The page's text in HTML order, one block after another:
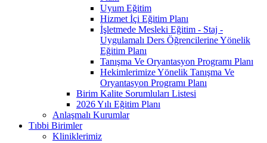
Uyum Eğitim
Hizmet İçi Eğitim Planı
İşletmede Mesleki Eğitim - Staj -
Uygulamalı Ders Öğrencilerine Yönelik
Eğitim Planı
Tanışma Ve Oryantasyon Programı Planı
Hekimlerimize Yönelik Tanışma Ve
Oryantasyon Programı Planı
Birim Kalite Sorumluları Listesi
2026 Yılı Eğitim Planı
Anlaşmalı Kurumlar
Tıbbi Birimler
Kliniklerimiz